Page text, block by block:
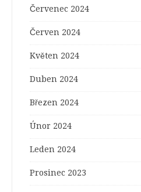
Červenec 2024
Červen 2024
Květen 2024
Duben 2024
Březen 2024
Únor 2024
Leden 2024
Prosinec 2023